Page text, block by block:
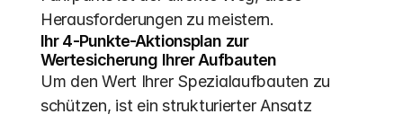
Herausforderungen zu meistern.
Ihr 4-Punkte-Aktionsplan zur
Wertesicherung Ihrer Aufbauten
Um den Wert Ihrer Spezialaufbauten zu
schützen, ist ein strukturierter Ansatz